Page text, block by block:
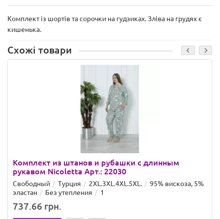
Комплект із шортів та сорочки на гудзиках. Зліва на грудях є
кишенька.
Схожі товари
Комплект из штанов и рубашки с длинным
рукавом Nicoletta Арт.: 22030
Свободный Турция 2XL.3XL.4XL.5XL.
95% вискоза, 5%
эластан
Без утепления 1
737.66 грн.